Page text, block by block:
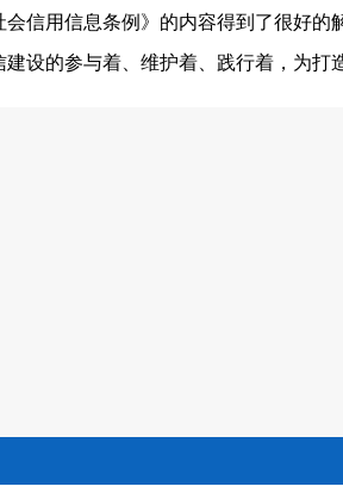
信用信息条例》的内容得到了很好的
设的参与着、维护着、践行着，为打